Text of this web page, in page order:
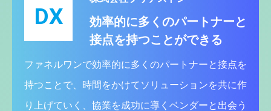
DX
効率的に多くのパートナーと
接点を持つことができる
ファネルワンで効率的に多くのパートナーと接点を
持つことで、時間をかけてソリューションを共に作
り上げていく、協業を成功に導くベンダーと出会う